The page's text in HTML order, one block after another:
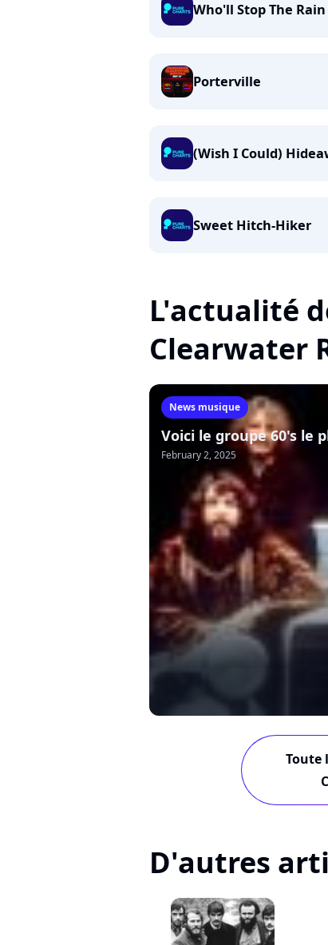
Who'll Stop The Rain
Porterville
(Wish I Could)
Sweet Hitch-Hiker
L'actualité
Clearwater
News musique
Voici le groupe 60's le
February 2, 2025
Toute
D'autres